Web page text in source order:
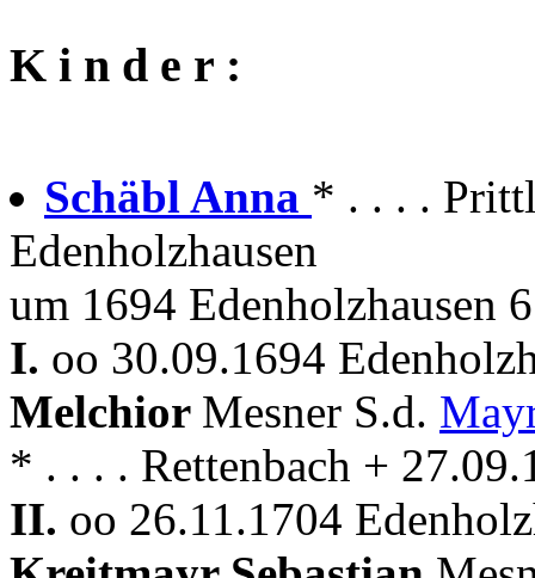
K i n d e r :
Schäbl Anna * . . . .
Edenholzhausen
um 1694 Edenholzhausen
I. oo 30.09.1694
Melchior Mesner S.d.
* . . . . Rettenbach +
II. oo 26.11.1704